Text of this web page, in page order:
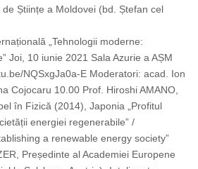
Științe a Moldovei (bd. Ștefan cel
„Tehnologii moderne:
Joi, 10 iunie 2021 Sala Azurie a AȘM
NQSxgJa0a-E Moderatori: acad. Ion
Cojocaru 10.00 Prof. Hiroshi AMANO,
în Fizică (2014), Japonia „Profitul
energiei regenerabile” /
a renewable energy society”
Președinte al Academiei Europene